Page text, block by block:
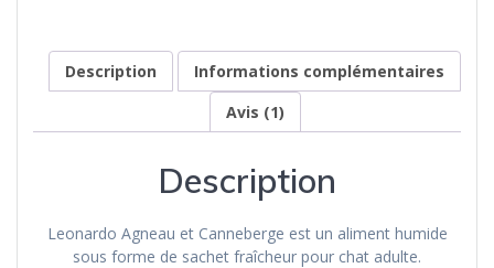
Description
Informations complémentaires
Avis (1)
Description
Leonardo Agneau et Canneberge est un aliment humide
sous forme de sachet fraîcheur pour chat adulte.